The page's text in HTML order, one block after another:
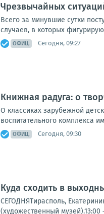
Чрезвычайных
Всего за минувшие сутки
случаев, в которых
ОФИЦ. Сегодня, 09:27
Книжная радуга: о
О классиках зарубежной
воспитательного комплекса
ОФИЦ. Сегодня, 09:30
Куда сходить в
СЕГОДНЯТирасполь,
(художественный музей).13:00